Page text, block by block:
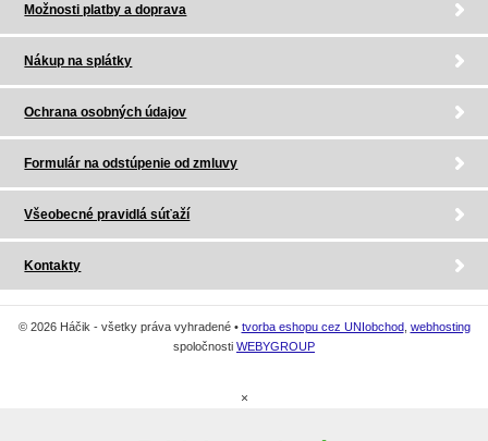
Možnosti platby a doprava
Nákup na splátky
Ochrana osobných údajov
Formulár na odstúpenie od zmluvy
Všeobecné pravidlá súťaží
Kontakty
© 2026 Háčik - všetky práva vyhradené • tvorba eshopu cez UNIobchod, webhosting
spoločnosti WEBYGROUP
×